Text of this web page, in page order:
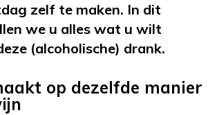
zelf te maken. In dit
we u alles wat u wilt
(alcoholische) drank.
op dezelfde manier